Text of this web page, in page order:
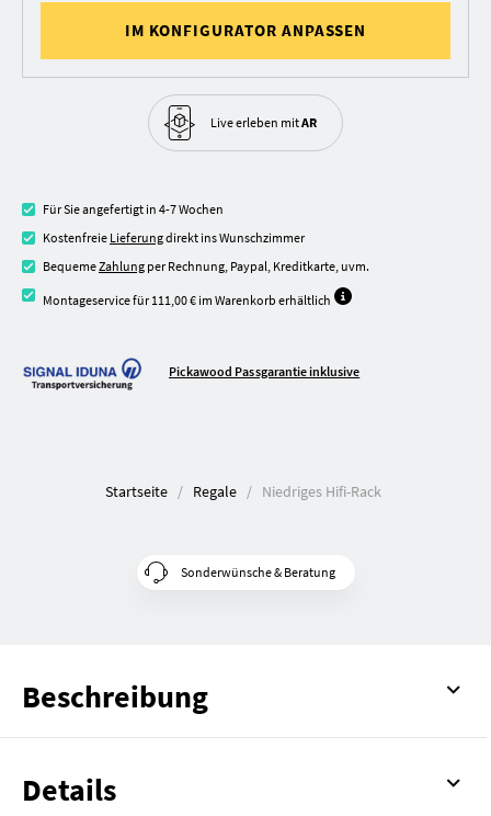
IM KONFIGURATOR ANPASSEN
Live erleben mitAR
Für Sie angefertigt in 4-7 Wochen
Kostenfreie Lieferungdirekt ins Wunschzimmer
BequemeZahlung per Rechnung, Paypal, Kreditkarte, uvm.
Montageservice für 111,00 € im Warenkorb erhältlich
Pickawood Passgarantie inklusive
Startseite Regale Niedriges Hifi-Rack
Sonderwünsche & Beratung
Beschreibung
Details